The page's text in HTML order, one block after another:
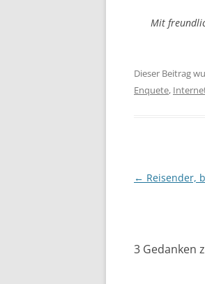
Mit
Dieser Beitrag
Enquete,
Beitrags-
← Reisender,
3 Gedanken